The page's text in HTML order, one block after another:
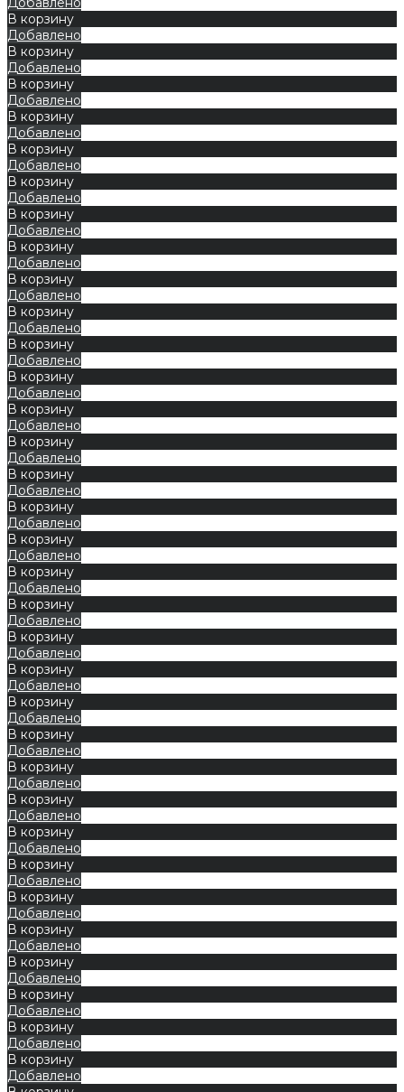
В корзину
Добавлено
В корзину
Добавлено
В корзину
Добавлено
В корзину
Добавлено
В корзину
Добавлено
В корзину
Добавлено
В корзину
Добавлено
В корзину
Добавлено
В корзину
Добавлено
В корзину
Добавлено
В корзину
Добавлено
В корзину
Добавлено
В корзину
Добавлено
В корзину
Добавлено
В корзину
Добавлено
В корзину
Добавлено
В корзину
Добавлено
В корзину
Добавлено
В корзину
Добавлено
В корзину
Добавлено
В корзину
Добавлено
В корзину
Добавлено
В корзину
Добавлено
В корзину
Добавлено
В корзину
Добавлено
В корзину
Добавлено
В корзину
Добавлено
В корзину
Добавлено
В корзину
Добавлено
В корзину
Добавлено
В корзину
Добавлено
В корзину
Добавлено
В корзину
Добавлено